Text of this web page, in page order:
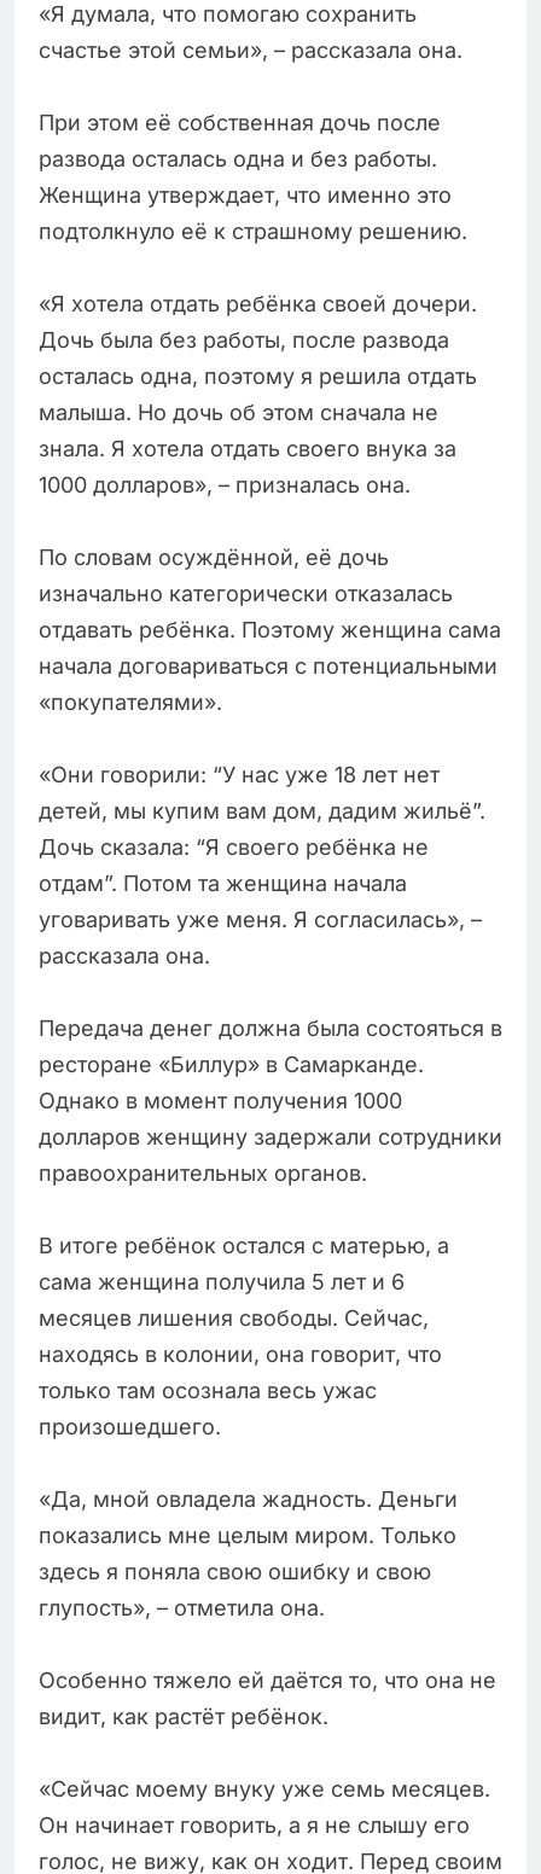
«Я думала, что помогаю сохранить
счастье этой семьи», – рассказала она.
При этом её собственная дочь после
развода осталась одна и без работы.
Женщина утверждает, что именно это
подтолкнуло её к страшному решению.
«Я хотела отдать ребёнка своей дочери.
Дочь была без работы, после развода
осталась одна, поэтому я решила отдать
малыша. Но дочь об этом сначала не
знала. Я хотела отдать своего внука за
1000 долларов», – призналась она.
По словам осуждённой, её дочь
изначально категорически отказалась
отдавать ребёнка. Поэтому женщина сама
начала договариваться с потенциальными
«покупателями».
«Они говорили: “У нас уже 18 лет нет
детей, мы купим вам дом, дадим жильё”.
Дочь сказала: “Я своего ребёнка не
отдам”. Потом та женщина начала
уговаривать уже меня. Я согласилась», –
рассказала она.
Передача денег должна была состояться в
ресторане «Биллур» в Самарканде.
Однако в момент получения 1000
долларов женщину задержали сотрудники
правоохранительных органов.
В итоге ребёнок остался с матерью, а
сама женщина получила 5 лет и 6
месяцев лишения свободы. Сейчас,
находясь в колонии, она говорит, что
только там осознала весь ужас
произошедшего.
«Да, мной овладела жадность. Деньги
показались мне целым миром. Только
здесь я поняла свою ошибку и свою
глупость», – отметила она.
Особенно тяжело ей даётся то, что она не
видит, как растёт ребёнок.
«Сейчас моему внуку уже семь месяцев.
Он начинает говорить, а я не слышу его
голос, не вижу, как он ходит. Перед своим